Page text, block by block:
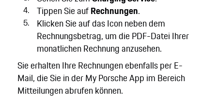
Tippen Sie aufRechnungen.
Klicken Sie auf das Icon neben dem
Rechnungsbetrag, um die PDF-Datei Ihrer
monatlichen Rechnung anzusehen.
Sie erhalten Ihre Rechnungen ebenfalls per E-
Mail, die Sie in der My Porsche App im Bereich
Mitteilungen abrufen können.